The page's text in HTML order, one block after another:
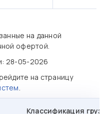
на данной
офертой.
28-05-2026
на страницу
.
Классификация